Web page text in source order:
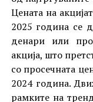
Цената на
2025 година се
денари или
акција, што
со просечната
2024 година.
рамките на